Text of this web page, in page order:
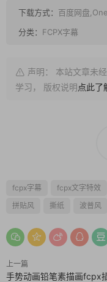
下载方式： 百度网盘
分类： FCPX字幕
声明： 本站文章未
学习， 版权说明点此了
fcpx字幕 fcpx文字特效
拼贴风
撕纸 波普风
上一篇
手势动画铅笔素描画fcpx